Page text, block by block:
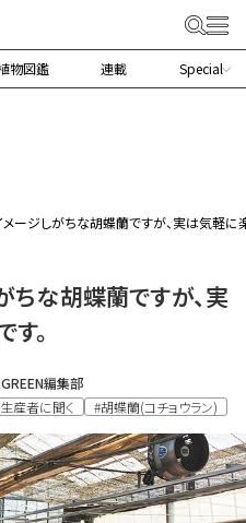
物図鑑 連載 Special
ージしがちな胡蝶蘭ですが、実は気軽に
ちな胡蝶蘭ですが、実
。
編集部
産者に聞く #胡蝶蘭(コチョウラン)